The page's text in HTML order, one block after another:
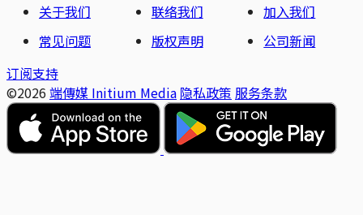
关于我们
联络我们
加入我们
常见问题
版权声明
公司新闻
订阅支持
©2026 端傳媒 Initium Media 隐私政策 服务条款